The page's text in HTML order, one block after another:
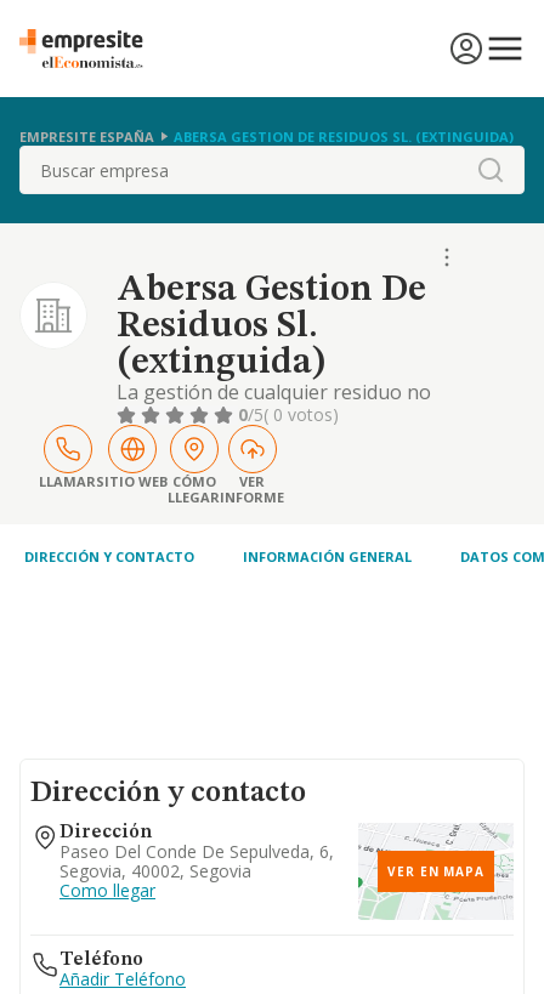
EMPRESITE ESPAÑA ABERSA GESTION DE RESIDUOS SL. (EXTINGUIDA)
Buscar
Abersa Gestion De
Residuos Sl.
(extinguida)
La gestión de cualquier residuo no
peligroso, desde su recogida y transporte,
hasta su transformación, valorización y
eliminación; elaboración de compost y su
comercialización; elaboración de áridos
procedentes de residuos de la construcción y
para cualqui
0/5( 0 votos)
LLAMARSITIO WEB CÓMO
LLEGAR
VER
INFORME
DIRECCIÓN Y CONTACTO INFORMACIÓN GENERAL DATOS
Dirección y contacto
Dirección
Paseo Del Conde De Sepulveda, 6,
Segovia, 40002, Segovia
Como llegar
VER EN MAPA
Teléfono
Añadir Teléfono